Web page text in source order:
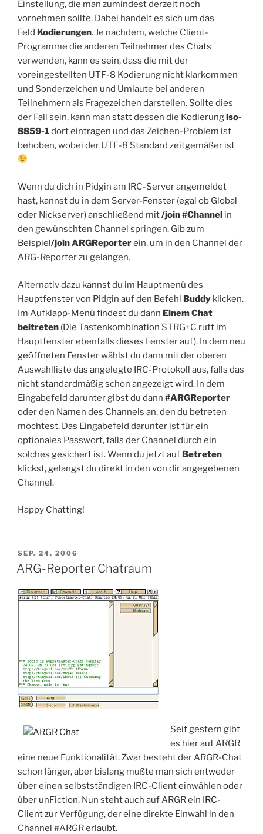
Einstellung, die man zumindest derzeit noch
vornehmen sollte. Dabei handelt es sich um das
Feld Kodierungen. Je nachdem, welche Client-
Programme die anderen Teilnehmer des Chats
verwenden, kann es sein, dass die mit der
voreingestellten UTF-8 Kodierung nicht klarkommen
und Sonderzeichen und Umlaute bei anderen
Teilnehmern als Fragezeichen darstellen. Sollte dies
der Fall sein, kann man statt dessen die Kodierungiso-
8859-1dort eintragen und das Zeichen-Problem ist
behoben, wobei der UTF-8 Standard zeitgemäßer ist
Wenn du dich in Pidgin am IRC-Server angemeldet
hast, kannst du in dem Server-Fenster (egal ob Global
oder Nickserver) anschließend mit/join #Channel in
den gewünschten Channel springen. Gib zum
Beispiel /join ARGReporterein, um in den Channel der
ARG-Reporter zu gelangen.
Alternativ dazu kannst du im Hauptmenü des
Hauptfenster von Pidgin auf den Befehl Buddy klicken.
Im Aufklapp-Menü findest du dann Einem Chat
beitreten (Die Tastenkombination STRG+C ruft im
Hauptfenster ebenfalls dieses Fenster auf). In dem neu
geöffneten Fenster wählst du dann mit der oberen
Auswahlliste das angelegte IRC-Protokoll aus, falls das
nicht standardmäßig schon angezeigt wird. In dem
Eingabefeld darunter gibst du dann #ARGReporter
oder den Namen des Channels an, den du betreten
möchtest. Das Eingabefeld darunter ist für ein
optionales Passwort, falls der Channel durch ein
solches gesichert ist. Wenn du jetzt auf Betreten
klickst, gelangst du direkt in den von dir angegebenen
Channel.
Happy Chatting!
VERÖFFENTLICHT
AM
SEP. 24, 2006
ARG-Reporter Chatraum
Seit gestern gibt
es hier auf ARGR
eine neue Funktionalität. Zwar besteht der ARGR-Chat
schon länger, aber bislang mußte man sich entweder
über einen selbstständigen IRC-Client einwählen oder
über unFiction. Nun steht auch auf ARGR ein IRC-
Clientzur Verfügung, der eine direkte Einwahl in den
Channel #ARGR erlaubt.